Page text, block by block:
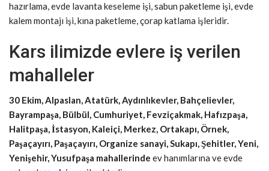
hazırlama, evde lavanta keseleme işi, sabun paketleme işi, evde
kalem montajı işi, kına paketleme, çorap katlama işleridir.
Kars ilimizde evlere iş verilen
mahalleler
30 Ekim, Alpaslan, Atatürk, Aydınlıkevler, Bahçelievler,
Bayrampaşa, Bülbül, Cumhuriyet, Fevziçakmak, Hafızpaşa,
Halitpaşa, İstasyon, Kaleiçi, Merkez, Ortakapı, Örnek,
Paşaçayırı, Paşaçayırı, Organize sanayi, Sukapı, Şehitler, Yeni,
Yenişehir, Yusufpaşa mahallerinde ev hanımlarına ve evde